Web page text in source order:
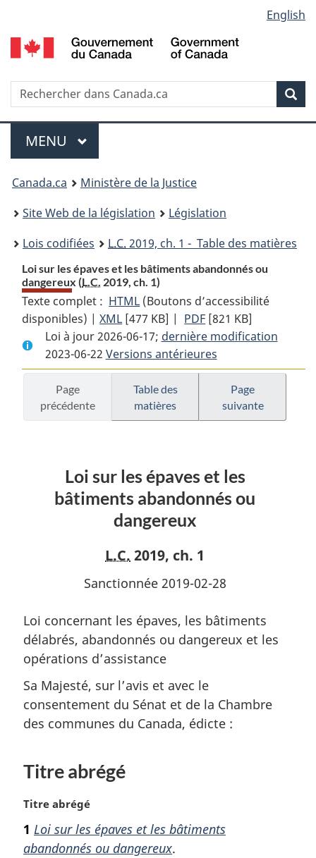
au
contenu
propos
de
la
HTML
simplifiée
selection
English
Recherche
Menu
MENU PRINCIPAL
You
are
here:
Canada.ca
Ministère de la Justice
Site Web de la législation
Législation
Lois codifiées
L.C. 2019, ch. 1 - Table des matières
Loi sur les épaves et les bâtiments abandonnés ou
dangereux (L.C. 2019, ch. 1)
Texte complet : HTML Texte
complet
:
Loi
sur
les
épaves
et
abandonnés
ou
(Boutons d’accessibilité
disponibles) |XML Texte
complet
:
Loi
sur
les
épaves
bâtiments
abandonnés
ou
dangereux
[477 KB] | PDF Texte
complet
:
Loi
épaves
bâtiments
abandonnés
[821 KB]
Loi à jour 2026-06-17; dernière modification
2023-06-22 Versions antérieures
Page
précédente
Table des
matières
Page
suivante
Loi sur les épaves et les
bâtiments abandonnés ou
dangereux
L.C. 2019, ch. 1
Sanctionnée 2019-02-28
Loi concernant les épaves, les bâtiments
délabrés, abandonnés ou dangereux et les
opérations d’assistance
Sa Majesté, sur l’avis et avec le
consentement du Sénat et de la Chambre
des communes du Canada, édicte :
Titre abrégé
N
t
e
Titre abrégé
1 Loi sur les épaves et les bâtiments
abandonnés ou dangereux.